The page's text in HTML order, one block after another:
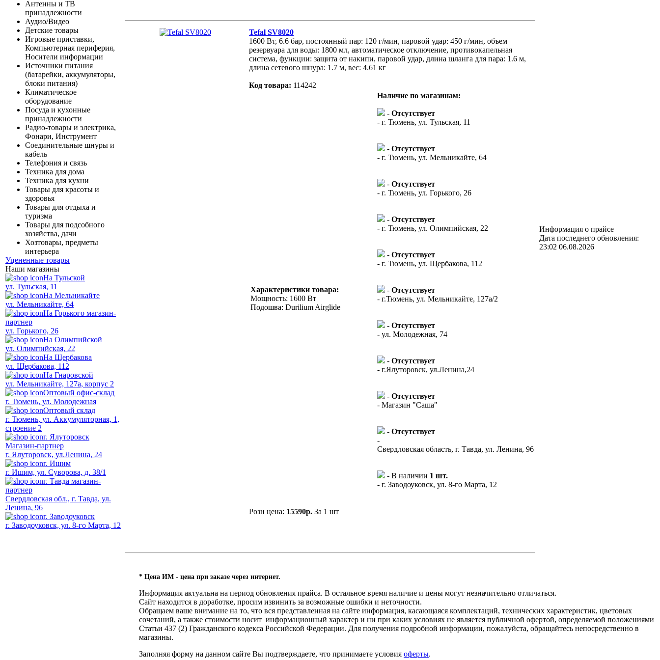
Антенны и ТВ
принадлежности
Аудио/Видео
Детские товары
Игровые приставки,
Компьютерная периферия,
Носители информации
Источники питания
(батарейки, аккумуляторы,
блоки питания)
Климатическое
оборудование
Посуда и кухонные
принадлежности
Радио-товары и электрика,
Фонари, Инструмент
Соединительные шнуры и
кабель
Телефония и связь
Техника для дома
Техника для кухни
Товары для красоты и
здоровья
Товары для отдыха и
туризма
Товары для подсобного
хозяйства, дачи
Хозтовары, предметы
интерьера
Уцененные товары
Наши магазины
На Тульской
ул. Тульская, 11
На Мельникайте
ул. Мельникайте, 64
На Горького магазин-
партнер
ул. Горького, 26
На Олимпийской
ул. Олимпийская, 22
На Щербакова
ул. Щербакова, 112
На Гнаровской
ул. Мельникайте, 127а, корпус 2
Оптовый офис-склад
г. Тюмень, ул. Молодежная
Оптовый склад
г. Тюмень, ул. Аккумуляторная, 1,
строение 2
г. Ялуторовск
Магазин-партнер
г. Ялуторовск, ул.Ленина, 24
г. Ишим
г. Ишим, ул. Суворова, д. 38/1
г. Тавда магазин-
партнер
Свердловская обл., г. Тавда, ул.
Ленина, 96
г. Заводоуковск
г. Заводоуковск, ул. 8-го Марта, 12
Tefal SV8020
1600 Вт, 6.6 бар, постоянный пар: 120 г/мин, паровой удар: 450 г/мин, объeм
резервуара для воды: 1800 мл, автоматическое отключение, противокапельная
система, функции: защита от накипи, паровой удар, длина шланга для пара: 1.6 м,
длина сетевого шнура: 1.7 м, вес: 4.61 кг
Код товара: 114242
Характеристики товара:
Мощность: 1600 Вт
Подошва: Durilium Airglide
Наличие по магазинам:
- Отсутствует
- г. Тюмень, ул. Тульская, 11
- Отсутствует
- г. Тюмень, ул. Мельникайте, 64
- Отсутствует
- г. Тюмень, ул. Горького, 26
- Отсутствует
- г. Тюмень, ул. Олимпийская, 22
- Отсутствует
- г. Тюмень, ул. Щербакова, 112
- Отсутствует
- г.Тюмень, ул. Мельникайте, 127а/2
- Отсутствует
- ул. Молодежная, 74
- Отсутствует
- г.Ялуторовск, ул.Ленина,24
- Отсутствует
- Магазин "Саша"
- Отсутствует
-
Свердловская область, г. Тавда, ул. Ленина, 96
- В наличии 1 шт.
- г. Заводоуковск, ул. 8-го Марта, 12
Розн цена: 15590р. За 1 шт
Информация о прайсе
Дата последнего обновления:
23:02 06.08.2026
* Цена ИМ - цена при заказе через интернет.
Информация актуальна на период обновления прайса. В остальное время наличие и цены могут незначительно отличаться.
Сайт находится в доработке, просим извинить за возможные ошибки и неточности.
Обращаем ваше внимание на то, что вся представленная на сайте информация, касающаяся комплектаций, технических характеристик, цветовых
сочетаний, а также стоимости носит информационный характер и ни при каких условиях не является публичной офертой, определяемой положениями
Статьи 437 (2) Гражданского кодекса Российской Федерации. Для получения подробной информации, пожалуйста, обращайтесь непосредственно в
магазины.
Заполняя форму на данном сайте Вы подтверждаете, что принимаете условия оферты.